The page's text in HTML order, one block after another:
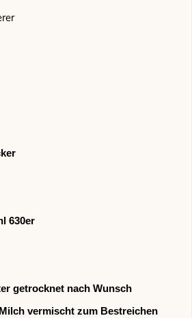
630er
getrocknet nach Wunsch
vermischt zum Bestreichen